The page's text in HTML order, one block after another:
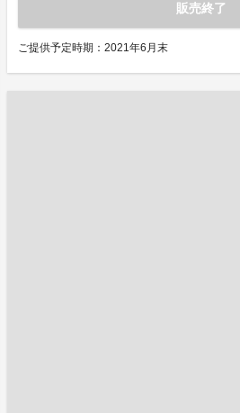
販売終了
ご提供予定時期：2021年6月末